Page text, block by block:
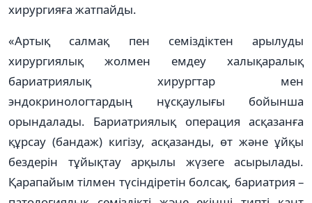
хирургияға жатпайды.
«Артық салмақ пен семіздіктен арылуды
хирургиялық жолмен емдеу халықаралық
бариатриялық хирургтар мен
эндокринологтардың нұсқаулығы бойынша
орындалады. Бариатриялық операция асқазанға
құрсау (бандаж) кигізу, асқазанды, өт және ұйқы
бездерін тұйықтау арқылы жүзеге асырылады.
Қарапайым тілмен түсіндіретін болсақ, бариатрия –